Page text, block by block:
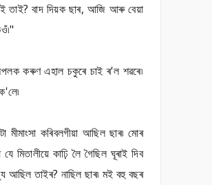
তাই? বাদ দিয়ক ছাৰ, আজি আৰু বেয়া
কৰুণ এহাল চকুৰে চাই ৰ'ল শৱৰে৷
মীমাংসা কৰিবলগীয়া আছিল ছাৰ৷ মোৰ
মিতালীয়ে কাঢ়ি লৈ গৈছিল ঘূৰাই দিব
আছিল তাইৰ? নাছিল ছাৰ৷ মই বহু বছৰ